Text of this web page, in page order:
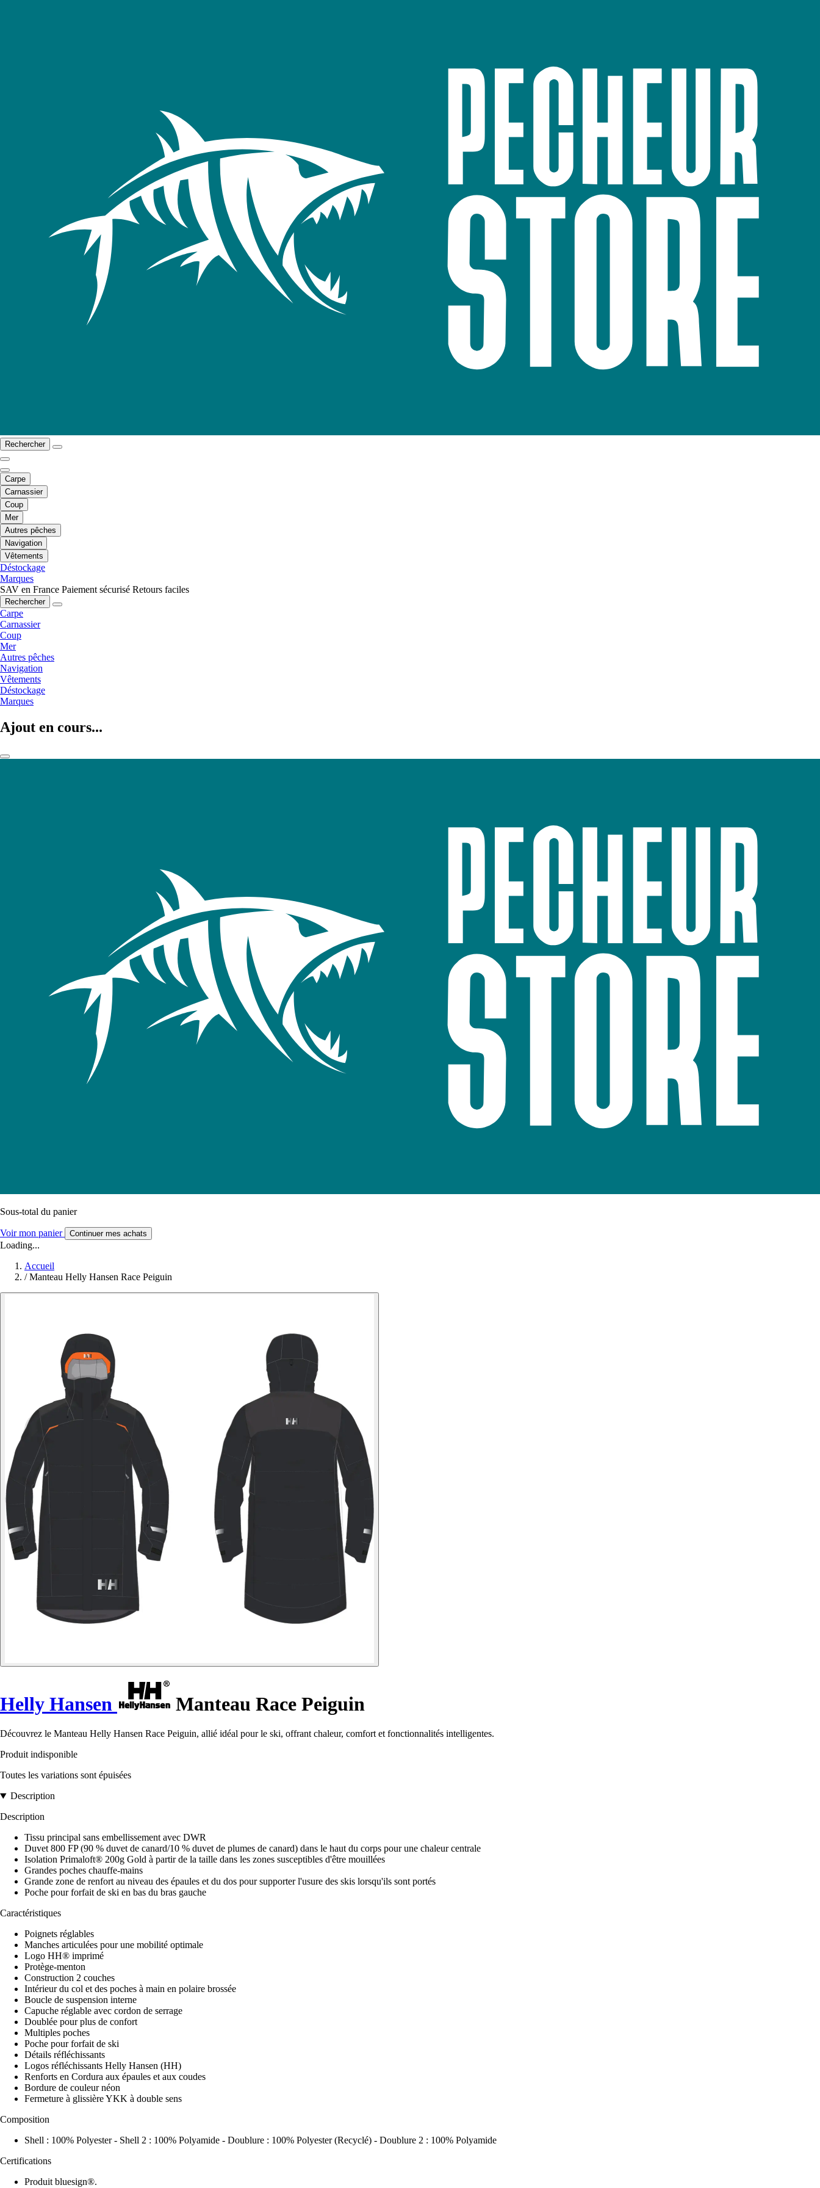
Rechercher
Carpe
Carnassier
Coup
Mer
Autres pêches
Navigation
Vêtements
Déstockage
Marques
SAV en France Paiement sécurisé Retours faciles
Rechercher
Carpe
Carnassier
Coup
Mer
Autres pêches
Navigation
Vêtements
Déstockage
Marques
Ajout en cours...
Sous-total du panier
Voir mon panier Continuer mes achats
Loading...
Accueil
/ Manteau Helly Hansen Race Peiguin
Helly Hansen Manteau Race Peiguin
Découvrez le Manteau Helly Hansen Race Peiguin, allié idéal pour le ski, offrant chaleur, comfort et fonctionnalités intelligentes.
Produit indisponible
Toutes les variations sont épuisées
Description
Description
Tissu principal sans embellissement avec DWR
Duvet 800 FP (90 % duvet de canard/10 % duvet de plumes de canard) dans le haut du corps pour une chaleur centrale
Isolation Primaloft® 200g Gold à partir de la taille dans les zones susceptibles d'être mouillées
Grandes poches chauffe-mains
Grande zone de renfort au niveau des épaules et du dos pour supporter l'usure des skis lorsqu'ils sont portés
Poche pour forfait de ski en bas du bras gauche
Caractéristiques
Poignets réglables
Manches articulées pour une mobilité optimale
Logo HH® imprimé
Protège-menton
Construction 2 couches
Intérieur du col et des poches à main en polaire brossée
Boucle de suspension interne
Capuche réglable avec cordon de serrage
Doublée pour plus de confort
Multiples poches
Poche pour forfait de ski
Détails réfléchissants
Logos réfléchissants Helly Hansen (HH)
Renforts en Cordura aux épaules et aux coudes
Bordure de couleur néon
Fermeture à glissière YKK à double sens
Composition
Shell : 100% Polyester - Shell 2 : 100% Polyamide - Doublure : 100% Polyester (Recyclé) - Doublure 2 : 100% Polyamide
Certifications
Produit bluesign®.